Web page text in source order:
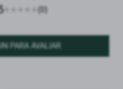
(0)
PARA AVALIAR